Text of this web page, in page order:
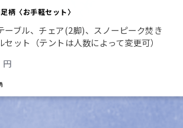
柄〈お手軽セット〉
ーブル、チェア(2脚)、スノーピーク焚き
セット（テントは人数によって変更可）
円